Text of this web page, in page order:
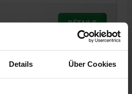
Details Über Cookies
DÉTAILS